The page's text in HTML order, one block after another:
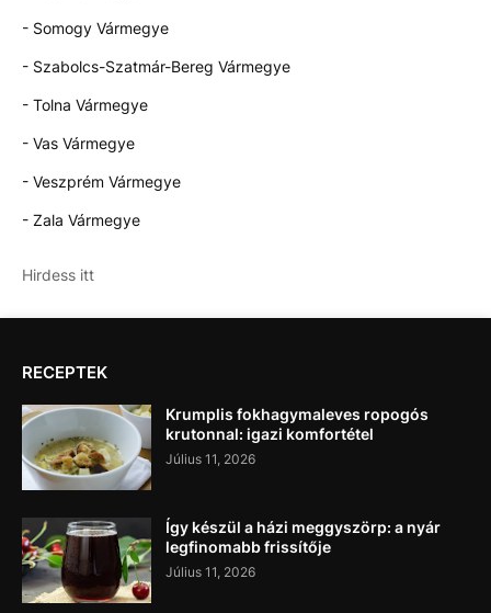
- Somogy Vármegye
- Szabolcs-Szatmár-Bereg Vármegye
- Tolna Vármegye
- Vas Vármegye
- Veszprém Vármegye
- Zala Vármegye
Hirdess itt
RECEPTEK
Krumplis fokhagymaleves ropogós
krutonnal: igazi komfortétel
Július 11, 2026
Így készül a házi meggyszörp: a nyár
legfinomabb frissítője
Július 11, 2026